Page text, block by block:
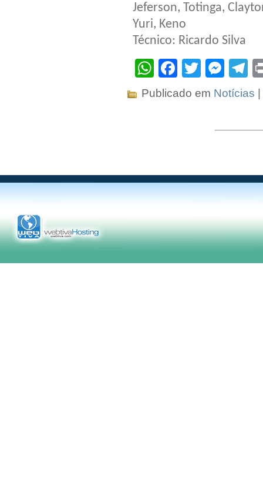
Jeferson, Totinga,
Yuri, Keno
Técnico: Ricardo Silva
WhatsApp
Facebook
Twitter
Publicado em Notícias |